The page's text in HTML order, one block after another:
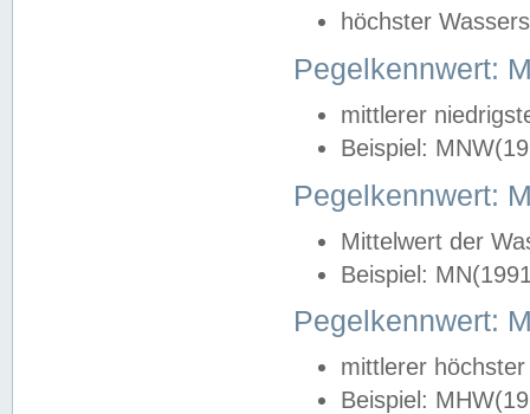
höchster
Pegelkennwert:
mittlerer
Beispiel:
Pegelkennwert:
Mittelwert der
Beispiel:
Pegelkennwert:
mittlerer
Beispiel: